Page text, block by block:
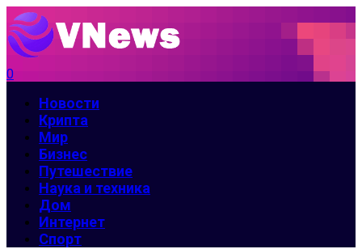
0
Новости
Крипта
Мир
Бизнес
Путешествие
Наука и техника
Дом
Интернет
Спорт